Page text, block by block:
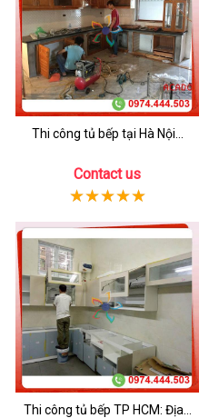
Thi công tủ bếp tại Hà Nội...
Contact us
Thi công tủ bếp TP HCM: Địa...